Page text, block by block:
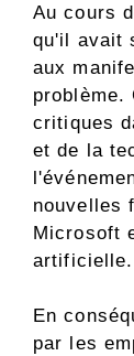
Au cours
qu'il avait
aux
problème.
critiques
et de la
nouvelles
Microsoft
artificielle.
En
par les